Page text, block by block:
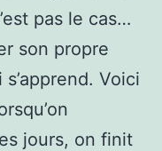
pas le cas…
son propre
Voici
jours, on finit